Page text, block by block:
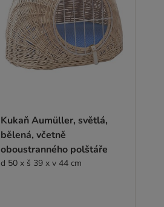
Kukaň Aumüller, světlá,
bělená, včetně
oboustranného polštáře
d 50 x š 39 x v 44 cm